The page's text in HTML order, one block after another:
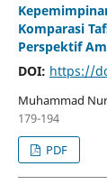
Komparasi
Perspektif
DOI: https://
Muhammad
179-194
PDF